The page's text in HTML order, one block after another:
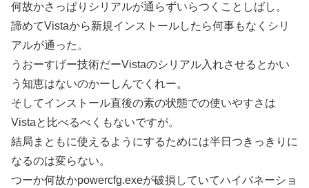
何故かさっぱりシリアルが通らずいらつくことしばし。
諦めてVistaから新規インストールしたら何事もなくシリ
アルが通った。
うおーすげー技術だーVistaのシリアル入れさせるとかい
う知恵はないのかーしんでくれー。
そしてインストール直後の素の状態での使いやすさは
Vistaと比べるべくもないですが。
結局まともに使えるようにするためには半日つきっきりに
なるのは変らない。
つーか何故かpowercfg.exeが破損していてハイバネーショ